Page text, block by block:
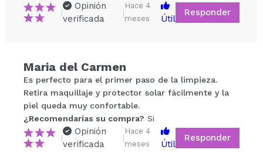
Compartir un vídeo o una foto
Tu vídeo podría ser el primero. Imagínatelo...
¿Recomendarías su compra?
5/5
|
Opinión
verificada
|
Hace 4
meses
Útil
Responder
Maria del Carmen
Es perfecto para el primer paso de la limpieza.
Retira maquillaje y protector solar fácilmente y la
piel queda muy confortable.
¿Recomendarías su compra? Si
|
Opinión
verificada
|
Hace 4
meses
Útil
Responder